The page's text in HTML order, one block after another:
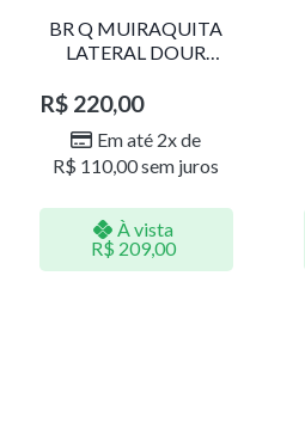
BR Q MUIRAQUITA
LATERAL DOUR
R$ 220,00
Em até 2x de
R$ 110,00sem juros
À vista
R$ 209,00